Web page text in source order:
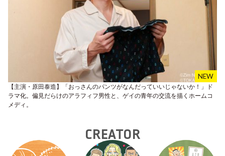
【主演・原田泰造】「おっさんのパンツがなんだっていいじゃないか！」ド
ラマ化。偏見だらけのアラフィフ男性と、ゲイの青年の交流を描くホームコ
メディ。
CREATOR